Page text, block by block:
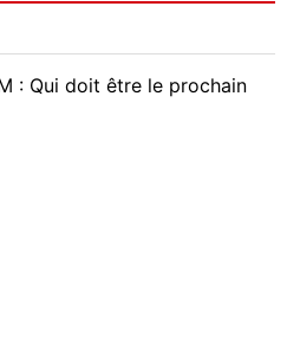
: Qui doit être le prochain